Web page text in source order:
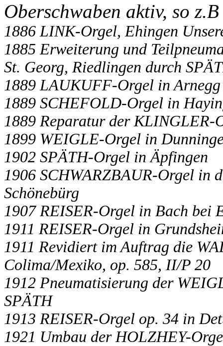
Oberschwaben aktiv, so
1886 LINK-Orgel, Ehingen
1885 Erweiterung und
St. Georg, Riedlingen durch
1889 LAUKUFF-Orgel in Arnegg
1889 SCHEFOLD-Orgel in
1889 Reparatur der KLINGLER-
1899 WEIGLE-Orgel in
1902 SPÄTH-Orgel in Äpfingen
1906 SCHWARZBAUR-Orgel in
Schönebürg
1907 REISER-Orgel in Bach bei
1911 REISER-Orgel in
1911 Revidiert im Auftrag die
Colima/Mexiko, op. 585, II/P 20
1912 Pneumatisierung der
SPÄTH
1913 REISER-Orgel op. 34 in
1921 Umbau der HOLZHEY-